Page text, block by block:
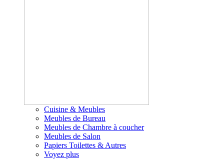
Cuisine & Meubles
Meubles de Bureau
Meubles de Chambre à coucher
Meubles de Salon
Papiers Toilettes & Autres
Voyez plus